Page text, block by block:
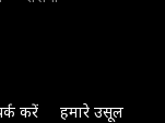
करें
हमारे उसूल